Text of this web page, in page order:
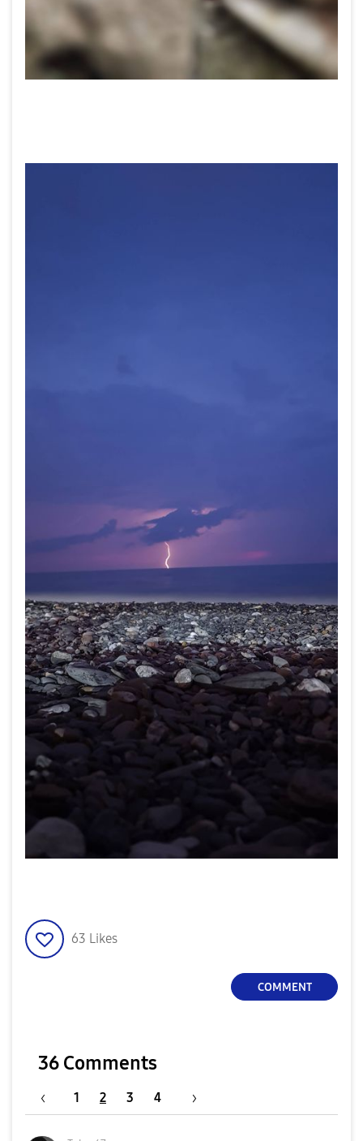
63 Likes
COMMENT
36 Comments
1 2 3 4